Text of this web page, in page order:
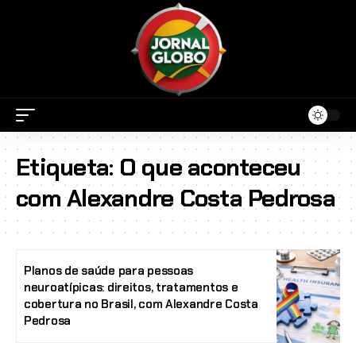
Etiqueta: O que aconteceu
com Alexandre Costa Pedrosa
Planos de saúde para pessoas
neuroatípicas: direitos, tratamentos e
cobertura no Brasil, com Alexandre Costa
Pedrosa